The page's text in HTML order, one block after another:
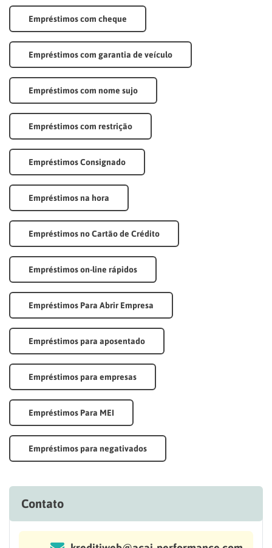
Empréstimos com cheque
Empréstimos com garantia de veículo
Empréstimos com nome sujo
Empréstimos com restrição
Empréstimos Consignado
Empréstimos na hora
Empréstimos no Cartão de Crédito
Empréstimos on-line rápidos
Empréstimos Para Abrir Empresa
Empréstimos para aposentado
Empréstimos para empresas
Empréstimos Para MEI
Empréstimos para negativados
Contato